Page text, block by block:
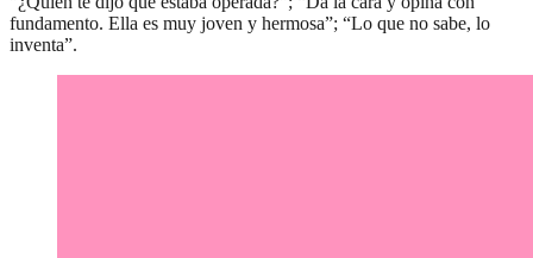
fundamento. Ella es muy joven y hermosa”; “Lo que no sabe, lo
inventa”.